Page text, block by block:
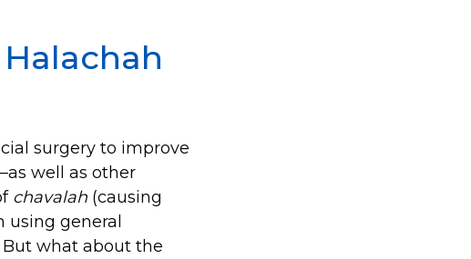
surgery to improve
well as other
chavalah (causing
using general
what about the